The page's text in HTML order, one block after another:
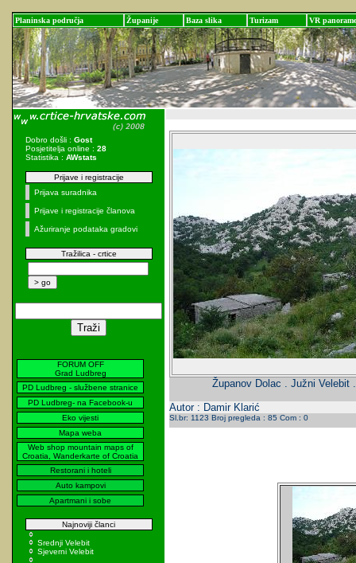
Planinska područja Županije Baza slika Turizam VR panorame
Dobro došli : Gost
Posjetitelja online : 28
Statistika : AWstats
Prijave i registracije
Prijava suradnika
Prijave i registracije članova
Ažuriranje podataka gradovi
Tražilica - crtice
FORUM OFF
Grad Ludbreg
PD Ludbreg - službene stranice
PD Ludbreg- na Facebook-u
Eko vijesti
Mapa weba
Web shop mountain maps of
Croatia, Wanderkarte of Croatia
Restorani i hoteli
Auto kampovi
Apartmani i sobe
Najnoviji članci
Srednji Velebit
Sjeverni Velebit
Županov Dolac . Južni Velebit
Autor : Damir Klarić
Sl.br: 1123 Broj pregleda : 85 Com : 0